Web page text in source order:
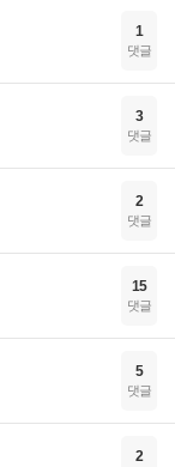
1
댓글
3
댓글
2
댓글
15
댓글
5
댓글
2